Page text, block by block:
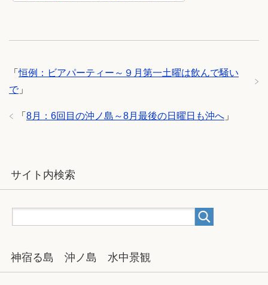
「恒例：ビアパーティー～９月第一土曜は飲んで騒い
で」
「 8月：6回目の沖ノ島～8月最後の日曜日も沖へ 」
サイト内検索
神宿る島 沖ノ島 水中景観